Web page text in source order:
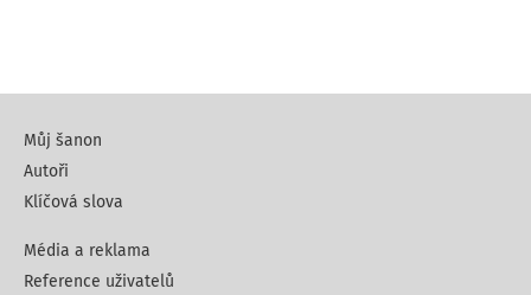
Můj šanon
Autoři
Klíčová slova
Média a reklama
Reference uživatelů